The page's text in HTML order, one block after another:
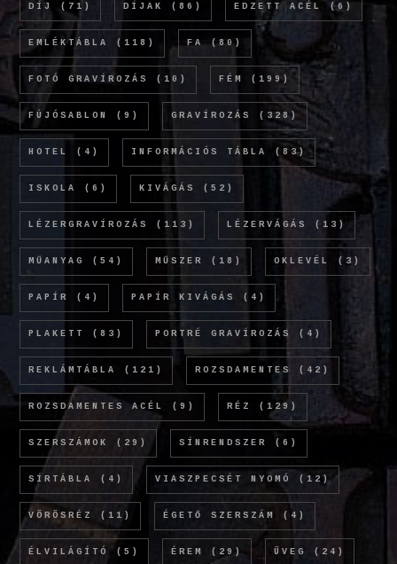
DÍJ (71) DÍJAK (86) EDZETT ACÉL (6)
EMLÉKTÁBLA (118) FA (80)
FOTÓ GRAVÍROZÁS (10) FÉM (199)
FÚJÓSABLON (9) GRAVÍROZÁS (328)
HOTEL (4) INFORMÁCIÓS TÁBLA (83)
ISKOLA (6) KIVÁGÁS (52)
LÉZERGRAVÍROZÁS (113) LÉZERVÁGÁS (13)
MŰANYAG (54) MŰSZER (18) OKLEVÉL (3)
PAPÍR (4) PAPÍR KIVÁGÁS (4)
PLAKETT (83) PORTRÉ GRAVÍROZÁS (4)
REKLÁMTÁBLA (121) ROZSDAMENTES (42)
ROZSDAMENTES ACÉL (9) RÉZ (129)
SZERSZÁMOK (29) SÍNRENDSZER (6)
SÍRTÁBLA (4) VIASZPECSÉT NYOMÓ (12)
VÖRÖSRÉZ (11) ÉGETŐ SZERSZÁM (4)
ÉLVILÁGÍTÓ (5) ÉREM (29) ÜVEG (24)